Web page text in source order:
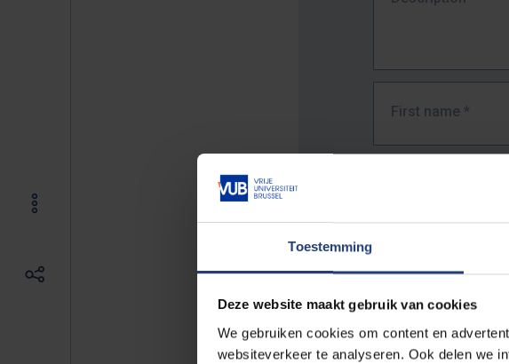
Toestemming
Deze website maakt gebruik van cookies
We gebruiken cookies om content en
websiteverkeer te analyseren. Ook delen we
First name *